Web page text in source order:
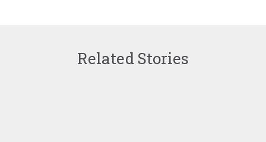
Related Stories